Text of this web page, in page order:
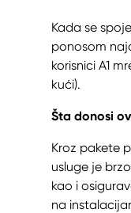
Kada se
ponosom
korisnici A1
kući).
Šta donosi
Kroz pakete
usluge je
kao i
na